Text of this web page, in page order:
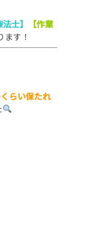
士】 【作業
ます！
らい保たれ